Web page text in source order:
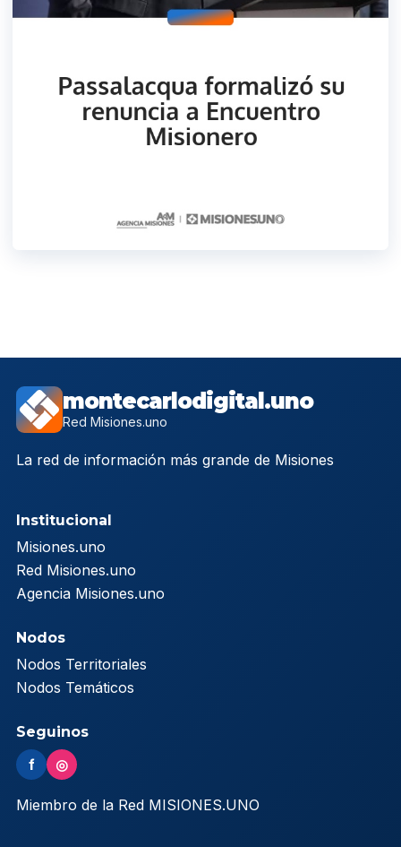
montecarlodigital.uno
Red Misiones.uno
La red de información más grande de Misiones
Institucional
Misiones.uno
Red Misiones.uno
Agencia Misiones.uno
Nodos
Nodos Territoriales
Nodos Temáticos
Seguinos
f ◎
Miembro de la Red MISIONES.UNO